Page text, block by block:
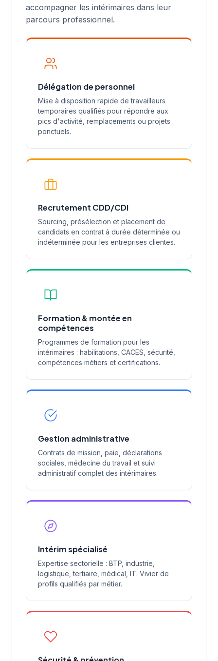
accompagner les intérimaires dans leur
parcours professionnel.
Délégation de personnel
Mise à disposition rapide de travailleurs
temporaires qualifiés pour répondre aux
pics d'activité, remplacements ou projets
ponctuels.
Recrutement CDD/CDI
Sourcing, présélection et placement de
candidats en contrat à durée déterminée ou
indéterminée pour les entreprises clientes.
Formation & montée en
compétences
Programmes de formation pour les
intérimaires : habilitations, CACES, sécurité,
compétences métiers et certifications.
Gestion administrative
Contrats de mission, paie, déclarations
sociales, médecine du travail et suivi
administratif complet des intérimaires.
Intérim spécialisé
Expertise sectorielle : BTP, industrie,
logistique, tertiaire, médical, IT. Vivier de
profils qualifiés par métier.